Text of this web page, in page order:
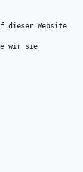
dieser Website
wir sie